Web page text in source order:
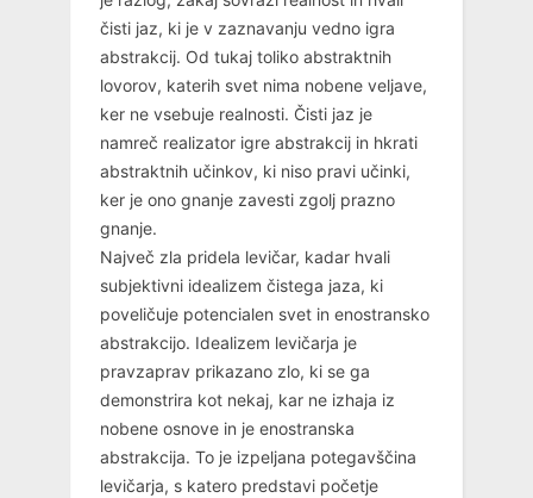
čisti jaz, ki je v zaznavanju vedno igra
abstrakcij. Od tukaj toliko abstraktnih
lovorov, katerih svet nima nobene veljave,
ker ne vsebuje realnosti. Čisti jaz je
namreč realizator igre abstrakcij in hkrati
abstraktnih učinkov, ki niso pravi učinki,
ker je ono gnanje zavesti zgolj prazno
gnanje.
Največ zla pridela levičar, kadar hvali
subjektivni idealizem čistega jaza, ki
poveličuje potencialen svet in enostransko
abstrakcijo. Idealizem levičarja je
pravzaprav prikazano zlo, ki se ga
demonstrira kot nekaj, kar ne izhaja iz
nobene osnove in je enostranska
abstrakcija. To je izpeljana potegavščina
levičarja, s katero predstavi početje